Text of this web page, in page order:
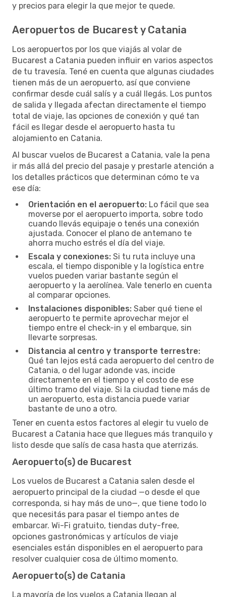
y precios para elegir la que mejor te quede.
Aeropuertos de Bucarest y Catania
Los aeropuertos por los que viajás al volar de
Bucarest a Catania pueden influir en varios aspectos
de tu travesía. Tené en cuenta que algunas ciudades
tienen más de un aeropuerto, así que conviene
confirmar desde cuál salís y a cuál llegás. Los puntos
de salida y llegada afectan directamente el tiempo
total de viaje, las opciones de conexión y qué tan
fácil es llegar desde el aeropuerto hasta tu
alojamiento en Catania.
Al buscar vuelos de Bucarest a Catania, vale la pena
ir más allá del precio del pasaje y prestarle atención a
los detalles prácticos que determinan cómo te va
ese día:
Orientación en el aeropuerto: Lo fácil que sea
moverse por el aeropuerto importa, sobre todo
cuando llevás equipaje o tenés una conexión
ajustada. Conocer el plano de antemano te
ahorra mucho estrés el día del viaje.
Escala y conexiones: Si tu ruta incluye una
escala, el tiempo disponible y la logística entre
vuelos pueden variar bastante según el
aeropuerto y la aerolínea. Vale tenerlo en cuenta
al comparar opciones.
Instalaciones disponibles: Saber qué tiene el
aeropuerto te permite aprovechar mejor el
tiempo entre el check-in y el embarque, sin
llevarte sorpresas.
Distancia al centro y transporte terrestre:
Qué tan lejos está cada aeropuerto del centro de
Catania, o del lugar adonde vas, incide
directamente en el tiempo y el costo de ese
último tramo del viaje. Si la ciudad tiene más de
un aeropuerto, esta distancia puede variar
bastante de uno a otro.
Tener en cuenta estos factores al elegir tu vuelo de
Bucarest a Catania hace que llegues más tranquilo y
listo desde que salís de casa hasta que aterrizás.
Aeropuerto(s) de Bucarest
Los vuelos de Bucarest a Catania salen desde el
aeropuerto principal de la ciudad —o desde el que
corresponda, si hay más de uno—, que tiene todo lo
que necesitás para pasar el tiempo antes de
embarcar. Wi-Fi gratuito, tiendas duty-free,
opciones gastronómicas y artículos de viaje
esenciales están disponibles en el aeropuerto para
resolver cualquier cosa de último momento.
Aeropuerto(s) de Catania
La mayoría de los vuelos a Catania llegan al